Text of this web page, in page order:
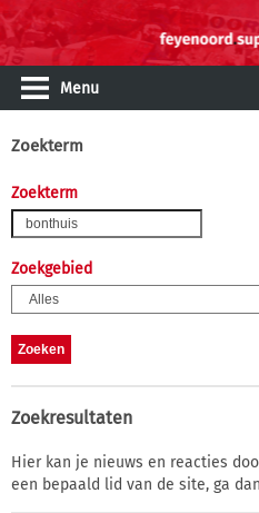
Menu
Zoekterm
Zoekterm
Zoekgebied
Zoekresultaten
Hier kan je nieuws en reacties
een bepaald lid van de site, ga